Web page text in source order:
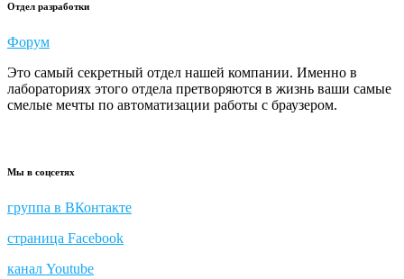
Отдел разработки
Форум
Это самый секретный отдел нашей компании. Именно в
лабораториях этого отдела претворяются в жизнь ваши самые
смелые мечты по автоматизации работы с браузером.
Мы в соцсетях
группа в ВКонтакте
страница Facebook
канал Youtube